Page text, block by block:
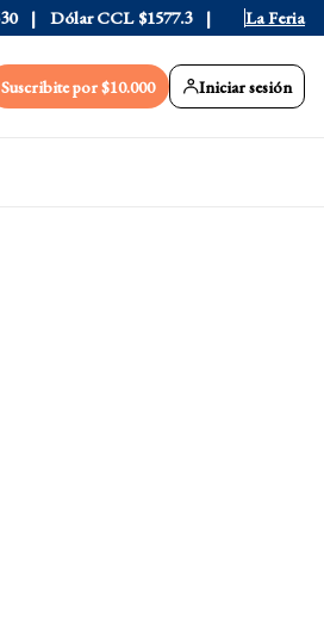
Dólar CCL $1577.3 Euro $1688.03
La Feria
Suscribite por $10.000 Iniciar sesión